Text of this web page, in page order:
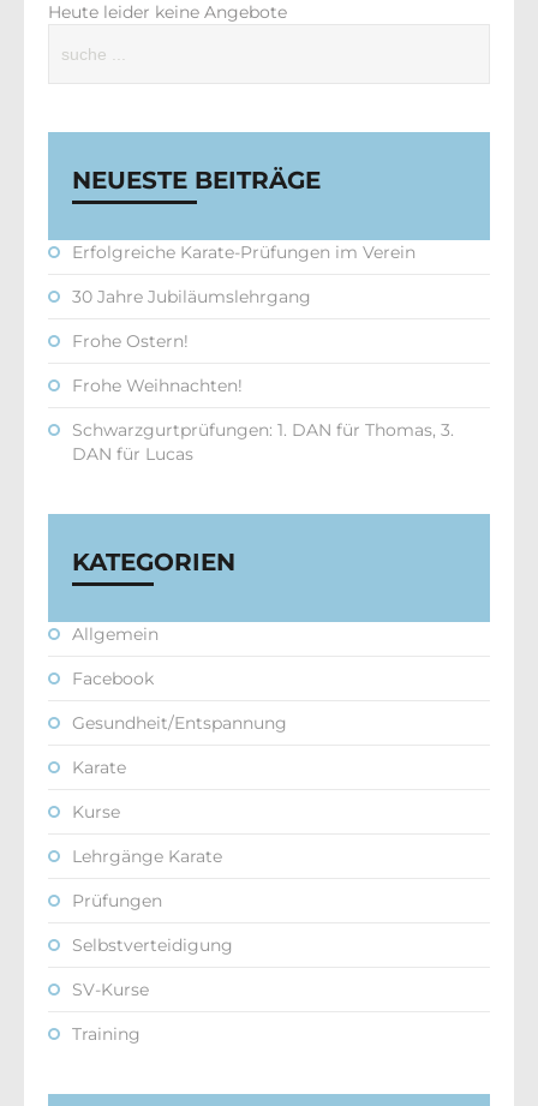
Heute leider keine Angebote
NEUESTE BEITRÄGE
Erfolgreiche Karate-Prüfungen im Verein
30 Jahre Jubiläumslehrgang
Frohe Ostern!
Frohe Weihnachten!
Schwarzgurtprüfungen: 1. DAN für Thomas, 3.
DAN für Lucas
KATEGORIEN
Allgemein
Facebook
Gesundheit/Entspannung
Karate
Kurse
Lehrgänge Karate
Prüfungen
Selbstverteidigung
SV-Kurse
Training